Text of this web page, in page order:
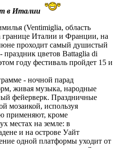
в Италии
(Ventimiglia, область
Италии и Франции, на
проходит самый душистый
цветов Battaglia di
году фестиваль пройдет 15 и
- ночной парад
живая музыка, народные
фейерверк. Праздничные
мозаикой, используя
применяют, кроме
местах на земле: в
и на острове Уайт
одной платформы уходит от